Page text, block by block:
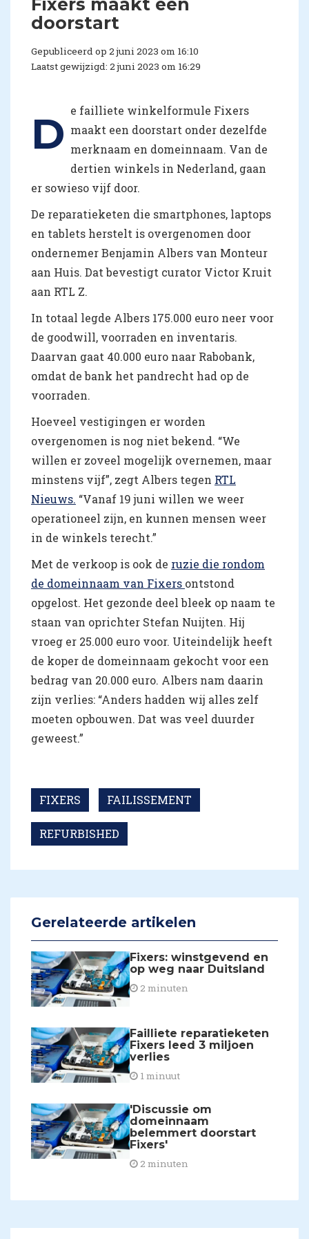
Fixers maakt een
doorstart
Gepubliceerd op 2 juni 2023 om 16:10
Laatst gewijzigd: 2 juni 2023 om 16:29
D e failliete winkelformule Fixers
maakt een doorstart onder dezelfde
merknaam en domeinnaam. Van de
dertien winkels in Nederland, gaan
er sowieso vijf door.
De reparatieketen die smartphones, laptops
en tablets herstelt is overgenomen door
ondernemer Benjamin Albers van Monteur
aan Huis. Dat bevestigt curator Victor Kruit
aan RTL Z.
In totaal legde Albers 175.000 euro neer voor
de goodwill, voorraden en inventaris.
Daarvan gaat 40.000 euro naar Rabobank,
omdat de bank het pandrecht had op de
voorraden.
Hoeveel vestigingen er worden
overgenomen is nog niet bekend. “We
willen er zoveel mogelijk overnemen, maar
minstens vijf”, zegt Albers tegen RTL
Nieuws. “Vanaf 19 juni willen we weer
operationeel zijn, en kunnen mensen weer
in de winkels terecht.”
Met de verkoop is ook de ruzie die rondom
de domeinnaam van Fixers ontstond
opgelost. Het gezonde deel bleek op naam te
staan van oprichter Stefan Nuijten. Hij
vroeg er 25.000 euro voor. Uiteindelijk heeft
de koper de domeinnaam gekocht voor een
bedrag van 20.000 euro. Albers nam daarin
zijn verlies: “Anders hadden wij alles zelf
moeten opbouwen. Dat was veel duurder
geweest.”
FIXERS FAILISSEMENT
REFURBISHED
Gerelateerde artikelen
Fixers: winstgevend en
op weg naar Duitsland
2 minuten
Failliete reparatieketen
Fixers leed 3 miljoen
verlies
1 minuut
'Discussie om
domeinnaam
belemmert doorstart
Fixers'
2 minuten